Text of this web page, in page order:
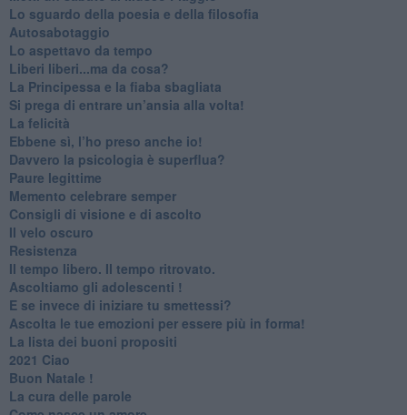
​Lo sguardo della poesia e della filosofia
Autosabotaggio
​Lo aspettavo da tempo
​Liberi liberi...ma da cosa?
​La Principessa e la fiaba sbagliata
Si prega di entrare un’ansia alla volta!
​La felicità
​Ebbene sì, l’ho preso anche io!
​Davvero la psicologia è superflua?
Paure legittime
​Memento celebrare semper
​Consigli di visione e di ascolto
​Il velo oscuro
Resistenza
​Il tempo libero. Il tempo ritrovato.
Ascoltiamo gli adolescenti !
​E se invece di iniziare tu smettessi?
​Ascolta le tue emozioni per essere più in forma!
​La lista dei buoni propositi
2021 Ciao
Buon Natale !
​La cura delle parole